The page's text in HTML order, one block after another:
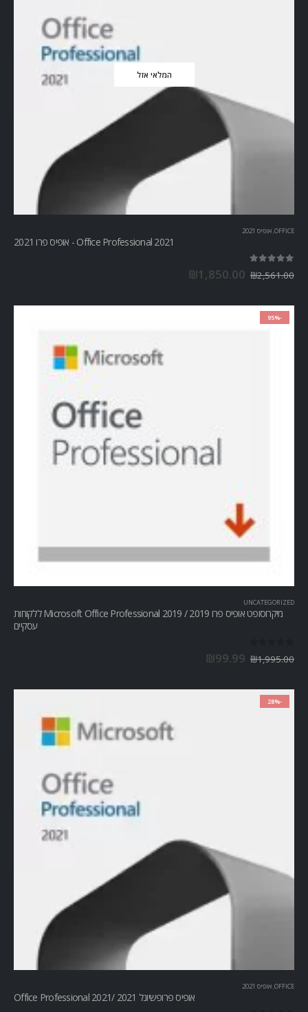
המלאי אזל
OFFICE
, אופיס 2021
Office Professional 2021 - אופיס פרו 2021
₪2,561.00
₪1,850.00
-95%
UNCATEGORIZED
מיקרוסופט אופיס פרו Microsoft Office Professional 2019 / 2019 ללקוחות
עסקיים
₪1,995.00
₪99.99
-28%
OFFICE
, אופיס 2021
אופיס פרופשיונל 2021 /Office Professional 2021